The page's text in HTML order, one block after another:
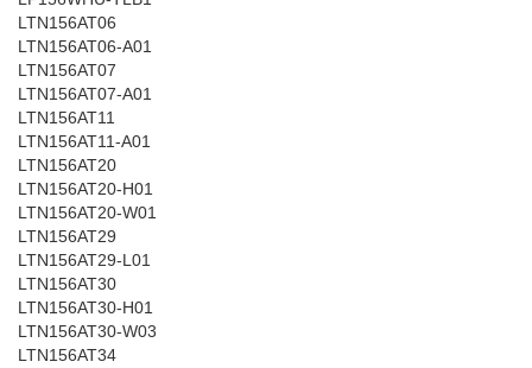
LTN156AT06
LTN156AT06-A01
LTN156AT07
LTN156AT07-A01
LTN156AT11
LTN156AT11-A01
LTN156AT20
LTN156AT20-H01
LTN156AT20-W01
LTN156AT29
LTN156AT29-L01
LTN156AT30
LTN156AT30-H01
LTN156AT30-W03
LTN156AT34